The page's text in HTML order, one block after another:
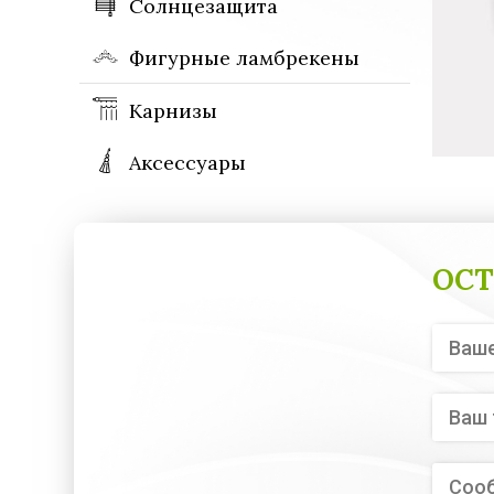
Солнцезащита
Фигурные ламбрекены
Карнизы
Аксессуары